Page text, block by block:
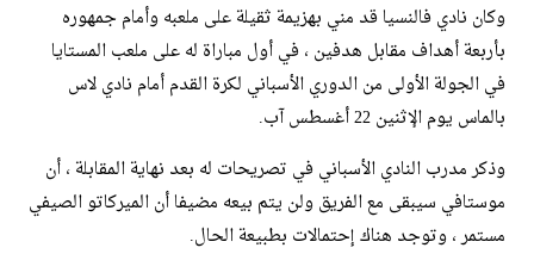
وكان نادي فالنسيا قد مني بهزيمة ثقيلة على ملعبه وأمام جمهوره
بأربعة أهداف مقابل هدفين ، في أول مباراة له على ملعب المستايا
في الجولة الأولى من الدوري الأسباني لكرة القدم أمام نادي لاس
بالماس يوم الإثنين 22 أغسطس آب.
وذكر مدرب النادي الأسباني في تصريحات له بعد نهاية المقابلة ، أن
موستافي سيبقى مع الفريق ولن يتم بيعه مضيفا أن الميركاتو الصيفي
مستمر ، وتوجد هناك إحتمالات بطبيعة الحال.